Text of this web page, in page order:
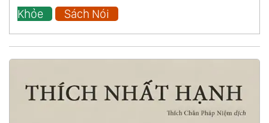
Khỏe
Sách Nói